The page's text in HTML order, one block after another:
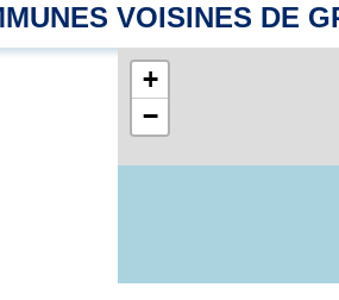
VOISINES DE
+
−